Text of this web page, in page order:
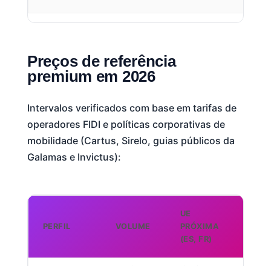
Preços de referência
premium em 2026
Intervalos verificados com base em tarifas de
operadores FIDI e políticas corporativas de
mobilidade (Cartus, Sirelo, guias públicos da
Galamas e Invictus):
PERFIL VOLUME
UE
PRÓXIMA
(ES, FR)